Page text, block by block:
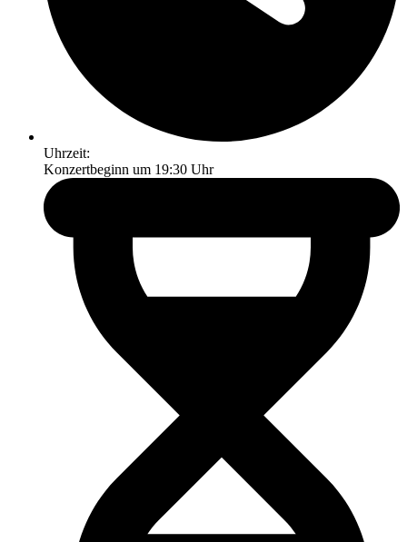
Uhrzeit:
Konzertbeginn um 19:30 Uhr